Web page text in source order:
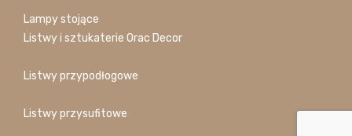
Lampy stojące
Listwy i sztukaterie Orac Decor
Listwy przypodłogowe
Listwy przysufitowe